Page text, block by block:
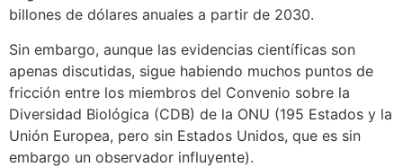
billones de dólares anuales a partir de 2030.
Sin embargo, aunque las evidencias científicas son
apenas discutidas, sigue habiendo muchos puntos de
fricción entre los miembros del Convenio sobre la
Diversidad Biológica (CDB) de la ONU (195 Estados y la
Unión Europea, pero sin Estados Unidos, que es sin
embargo un observador influyente).